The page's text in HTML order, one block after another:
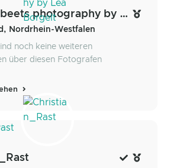
barksandbeets photography by Lea Borgelt
Nordrhein-Westfalen
noch keine weiteren
über diesen Fotografen